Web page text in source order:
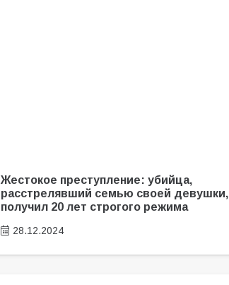
Жестокое преступление: убийца,
расстрелявший семью своей девушки,
получил 20 лет строгого режима
28.12.2024